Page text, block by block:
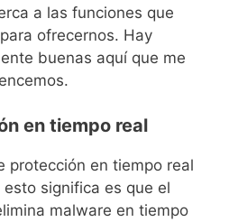
a las funciones que
ofrecernos. Hay
buenas aquí que me
en tiempo real
protección en tiempo real
significa es que el
malware en tiempo